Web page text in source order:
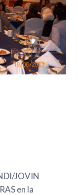
JOVIN
en la